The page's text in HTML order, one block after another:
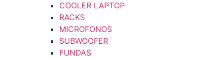
COOLER LAPTOP
RACKS
MICROFONOS
SUBWOOFER
FUNDAS